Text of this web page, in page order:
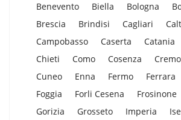
Benevento
Biella Bologna
Brescia
Brindisi Cagliari
Campobasso
Caserta Catania
Chieti
Como Cosenza
Cuneo
Enna Fermo Ferrara
Foggia
Forli Cesena Frosinone
Gorizia
Grosseto Imperia